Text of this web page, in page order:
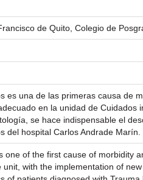
de Quito, Colegio de
es una de las primeras causa de
en la unidad de
se hace indispensable el
del hospital Carlos Andrade Marín.
of the first cause of morbidity
with the implementation of